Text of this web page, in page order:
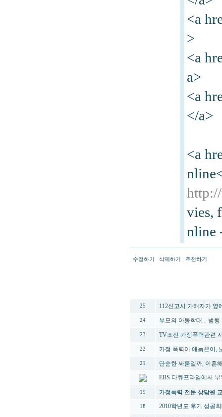
<a
>
<a
a>
<a
</a>
<a
vies,
nline
수정하기 삭제하기 추천하기
25 112신고시 가해자가 옆
24 부모의 아동학대... 범행
23 TV조선 가정폭력관련
22 가정 폭력이 애늙은이,
21
단순한 싸움일까, 이혼
EBS 다큐프라임에서
19 가정폭력 전문 상담원
18 2010학년도 후기 성공